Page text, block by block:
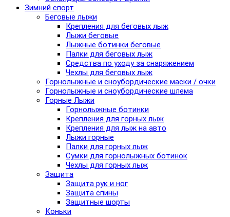
Зимний спорт
Беговые лыжи
Крепления для беговых лыж
Лыжи беговые
Лыжные ботинки беговые
Палки для беговых лыж
Средства по уходу за снаряжением
Чехлы для беговых лыж
Горнолыжные и сноубордические маски / очки
Горнолыжные и сноубордические шлема
Горные Лыжи
Горнолыжные ботинки
Крепления для горных лыж
Крепления для лыж на авто
Лыжи горные
Палки для горных лыж
Сумки для горнолыжных ботинок
Чехлы для горных лыж
Защита
Защита рук и ног
Защита спины
Защитные шорты
Коньки